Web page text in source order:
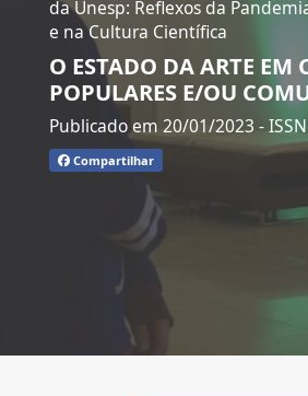
da Unesp: Reflexos da
e na Cultura Científica
O ESTADO DA ARTE EM
POPULARES E/OU
Publicado em 20/01/2023 -
Compartilhar